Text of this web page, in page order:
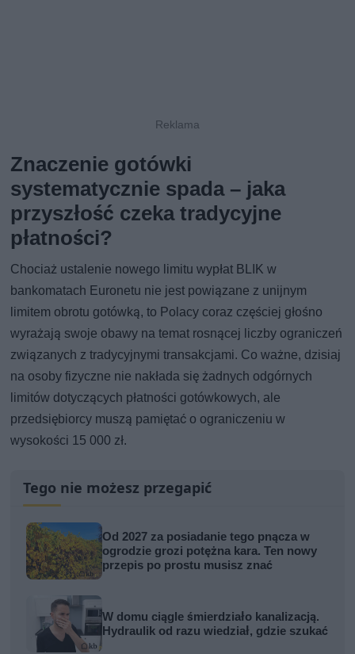
Znaczenie gotówki
systematycznie spada – jaka
przyszłość czeka tradycyjne
płatności?
Chociaż ustalenie nowego limitu wypłat BLIK w
bankomatach Euronetu nie jest powiązane z unijnym
limitem obrotu gotówką, to Polacy coraz częściej głośno
wyrażają swoje obawy na temat rosnącej liczby ograniczeń
związanych z tradycyjnymi transakcjami. Co ważne, dzisiaj
na osoby fizyczne nie nakłada się żadnych odgórnych
limitów dotyczących płatności gotówkowych, ale
przedsiębiorcy muszą pamiętać o ograniczeniu w
wysokości 15 000 zł.
Tego nie możesz przegapić
Od 2027 za posiadanie tego pnącza w
ogrodzie grozi potężna kara. Ten nowy
przepis po prostu musisz znać
W domu ciągle śmierdziało kanalizacją.
Hydraulik od razu wiedział, gdzie szukać